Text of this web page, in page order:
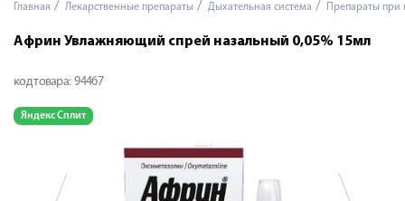
Главная Лекарственные препараты Дыхательная система Препараты при
Африн Увлажняющий спрей назальный 0,05% 15мл
код товара: 94467
Яндекс Сплит